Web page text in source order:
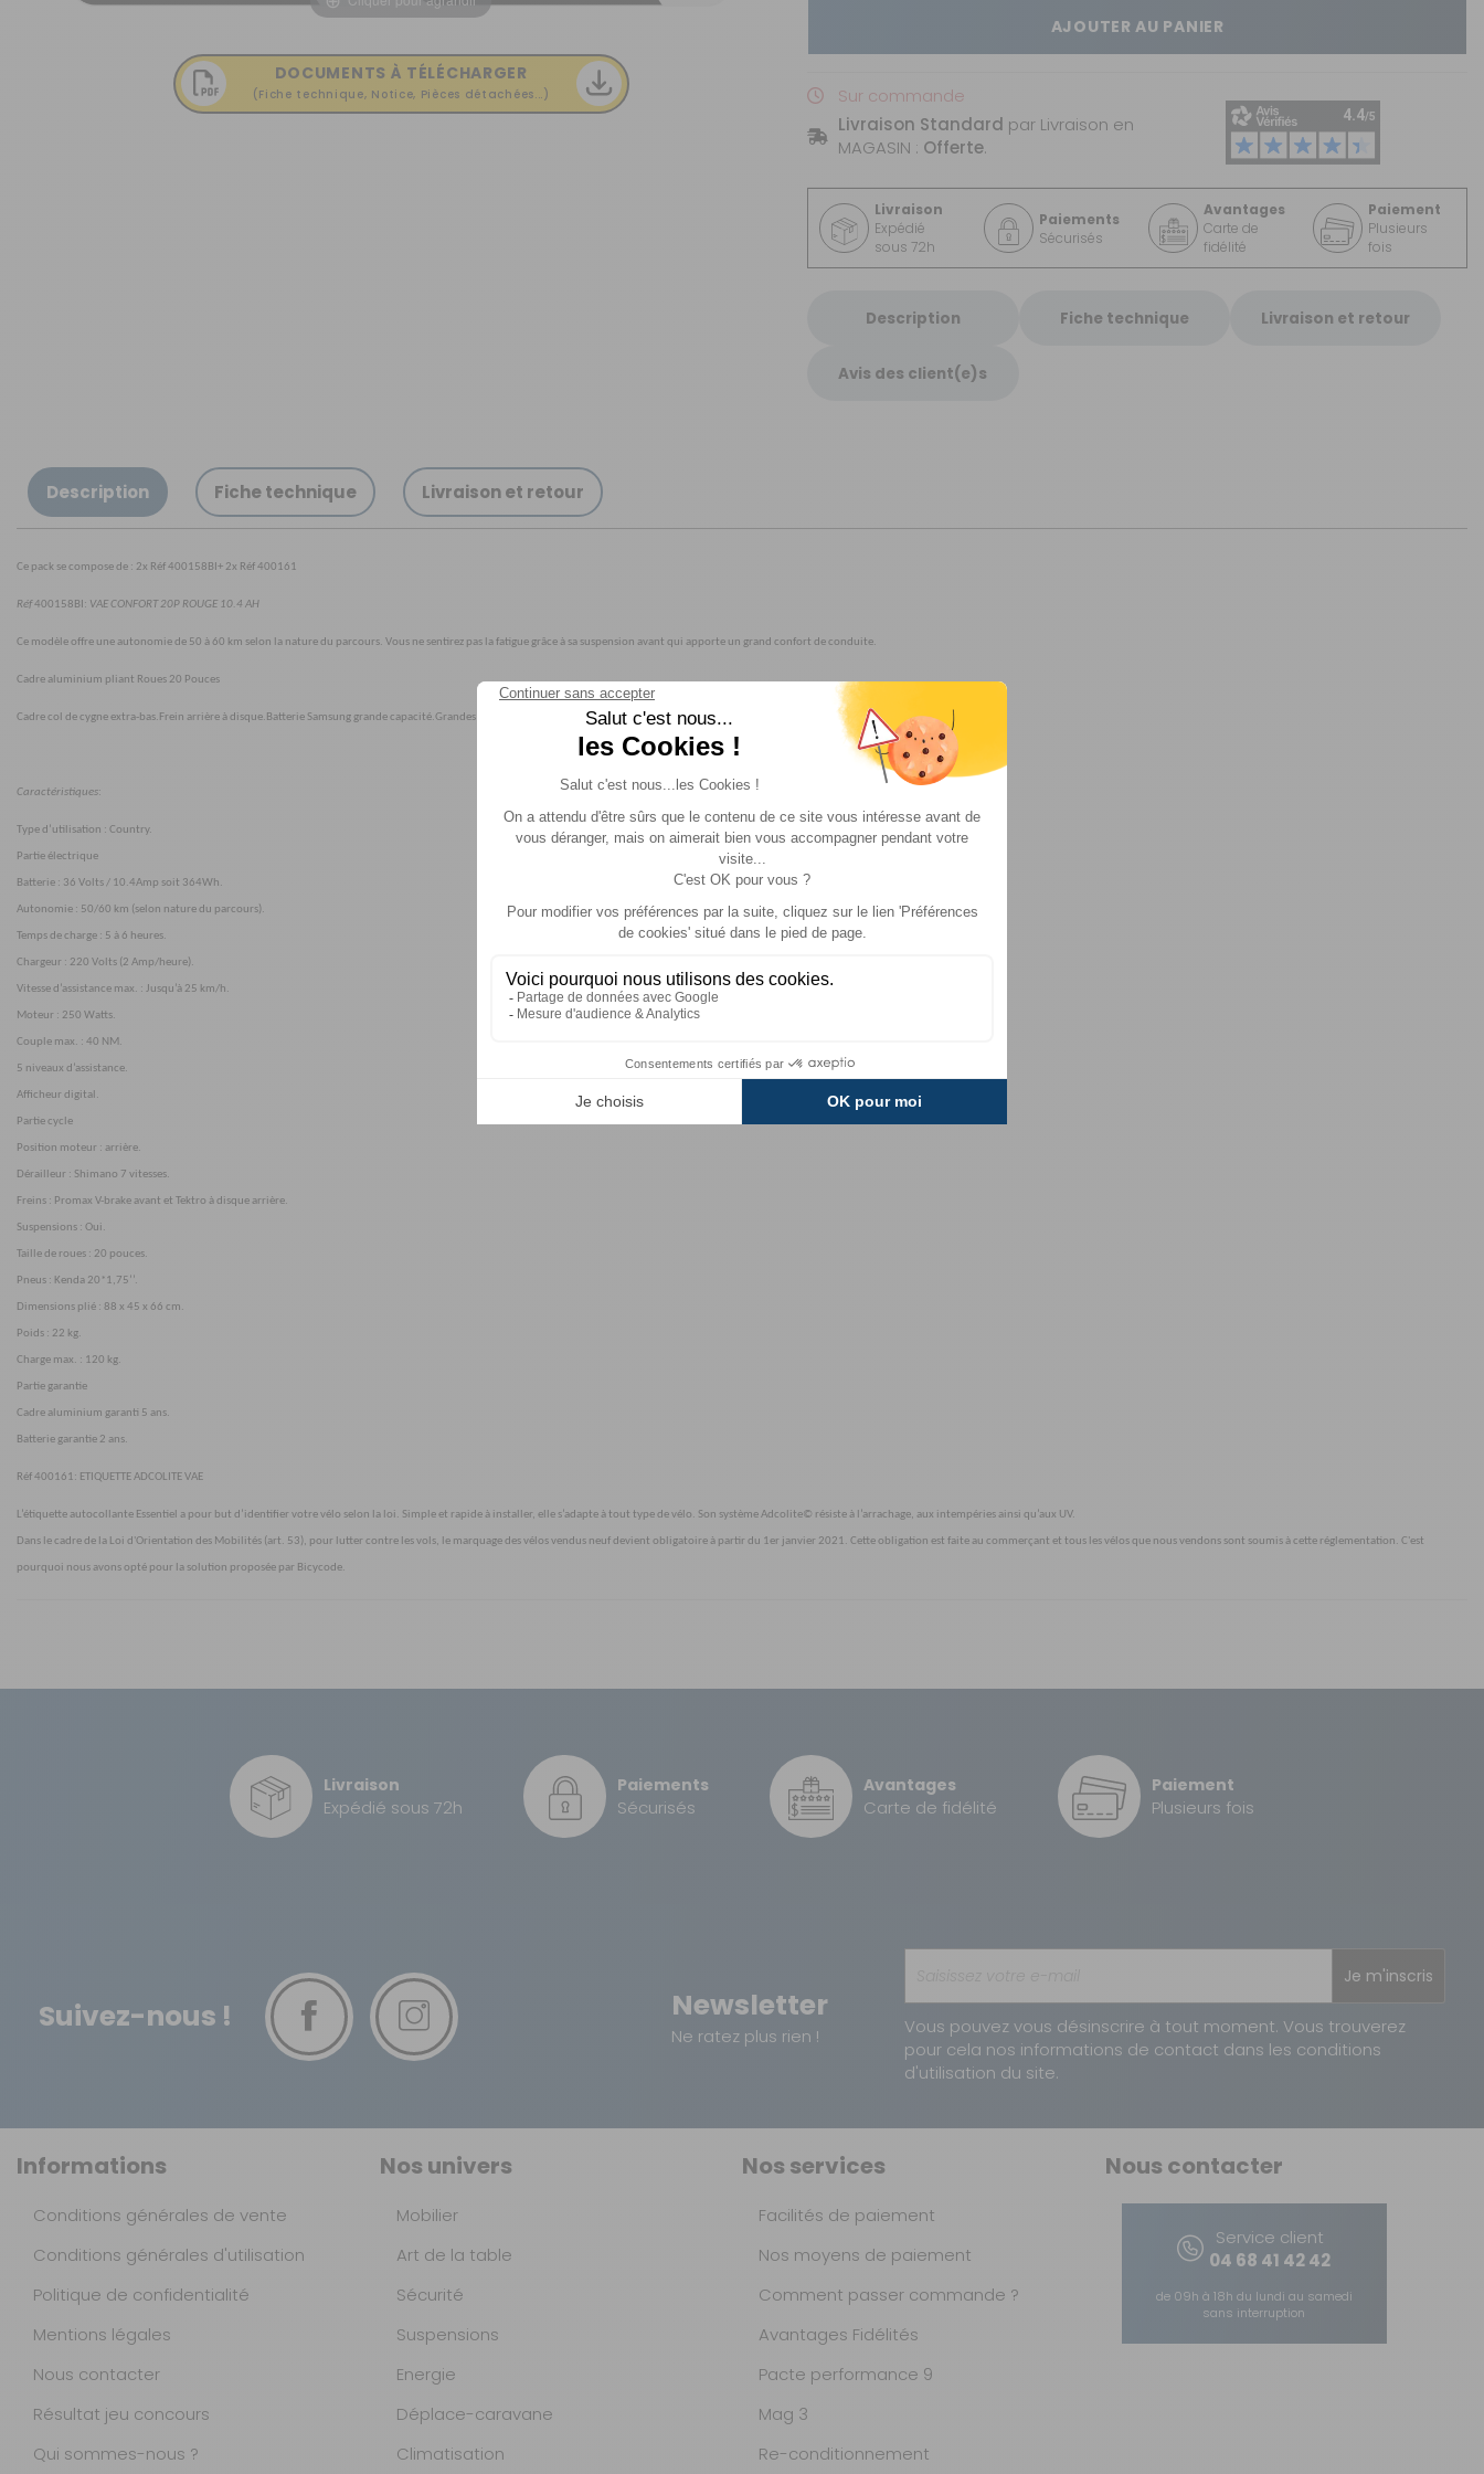
OUVERTURE - RIDEAUX -
ISOLATION - PROTECTION
SÉCURITÉ
DOCUMENTS À TÉLÉCHARGER
(Fiche technique, Notice, Pièces détachées...)
AJOUTER AU PANIER
Sur commande
Livraison Standard par Livraison en
MAGASIN : Offerte.
Livraison
Expédié
sous 72h
Paiements
Sécurisés
Avantages
Carte de
fidélité
Paiement
Plusieurs
fois
Description Fiche technique Livraison et retour
Avis des client(e)s
Description Fiche technique Livraison et retour
Ce pack se compose de : 2x Réf 400158BI+ 2x Réf 400161
Réf400158BI : VAE CONFORT 20P ROUGE 10.4 AH
Ce modèle offre une autonomie de 50 à 60 km selon la nature du parcours. Vous ne sentirez pas la fatigue grâce à sa suspension avant qui apporte un grand confort de conduite.
Cadre aluminium pliant Roues 20 Pouces
Cadre col de cygne extra-bas.Frein arrière à disque.Batterie Samsung grande capacité.Grandes roues confort.5 niveaux d’assistance.
Caractéristiques:
Type d’utilisation : Country.
Partie électrique
Batterie : 36 Volts / 10.4Amp soit 364Wh.
Autonomie : 50/60 km (selon nature du parcours).
Temps de charge : 5 à 6 heures.
Chargeur : 220 Volts (2 Amp/heure).
Vitesse d’assistance max. : Jusqu’à 25 km/h.
Moteur : 250 Watts.
Couple max. : 40 NM.
5 niveaux d’assistance.
Afficheur digital.
Partie cycle
Position moteur : arrière.
Dérailleur : Shimano 7 vitesses.
Freins : Promax V-brake avant et Tektro à disque arrière.
Suspensions : Oui.
Taille de roues : 20 pouces.
Pneus : Kenda 20*1,75’’.
Dimensions plié : 88 x 45 x 66 cm.
Poids : 22 kg.
Charge max. : 120 kg.
Partie garantie
Cadre aluminium garanti 5 ans.
Batterie garantie 2 ans.
Réf 400161: ETIQUETTE ADCOLITE VAE
L’étiquette autocollante Essentiel a pour but d’identifier votre vélo selon la loi. Simple et rapide à installer, elle s’adapte à tout type de vélo. Son système Adcolite© résiste à l’arrachage, aux intempéries ainsi qu’aux UV.
Dans le cadre de la Loi d'Orientation des Mobilités (art. 53), pour lutter contre les vols, le marquage des vélos vendus neuf devient obligatoire à partir du 1er janvier 2021. Cette obligation est faite au commerçant et tous les vélos que nous vendons sont soumis à cette réglementation. C'est
pourquoi nous avons opté pour la solution proposée par Bicycode.
Avant à patins - Arrière à disque mécanique
Afficheur : Ecran LCD
5 modes + assistance à la marche
Modèle moteur : 36 v / 250 w SHENGYI
Autonomie : 50 à 60 km
Temps de charge batterie : 5 à 6 h
Eclairage : Avant Spanninga HL1900 / arrière Spanninga HR1900, sur piles (incluses)
Selle : Gel Velo VL-6105
Retour simple sous 14 jours : Livraison
Expédié sous 72h
Paiements
Sécurisés
Avantages
Carte de fidélité
Paiement
Plusieurs fois
Suivez-nous ! Newsletter
Ne ratez plus rien !
Je m'inscris
Vous pouvez vous désinscrire à tout moment. Vous trouverez
pour cela nos informations de contact dans les conditions
d'utilisation du site.
Informations
Conditions générales de vente
Conditions générales d'utilisation
Politique de confidentialité
Mentions légales
Nous contacter
Résultat jeu concours
Qui sommes-nous ?
Nos univers
Mobilier
Art de la table
Sécurité
Suspensions
Energie
Déplace-caravane
Climatisation
Nos services
Facilités de paiement
Nos moyens de paiement
Comment passer commande ?
Avantages Fidélités
Pacte performance 9
Mag 3
Re-conditionnement
Nous contacter
Service client
04 68 41 42 42
de 09h à 18h du lundi au samedi
sans interruption